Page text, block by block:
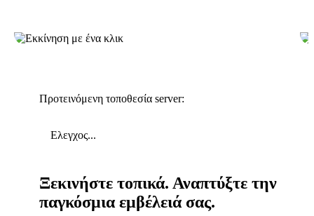
Προτεινόμενη τοποθεσία server:
Ελεγχος...
Ξεκινήστε τοπικά. Αναπτύξτε την
παγκόσμια εμβέλειά σας.